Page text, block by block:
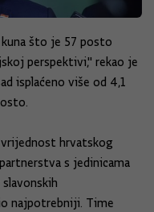
kuna što je 57 posto
perspektivi," rekao je
isplaćeno više od 4,1
hrvatskog
s jedinicama
najpotrebniji. Time